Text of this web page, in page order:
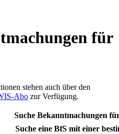
für
stehen auch über den
Abo zur Verfügung.
Suche Bekanntmachungen
Suche eine BfS mit einer